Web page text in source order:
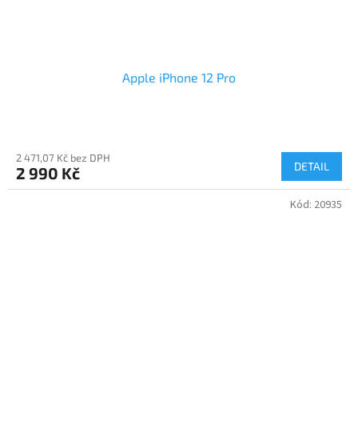
Apple iPhone 12 Pro
2 471,07 Kč bez DPH
2 990 Kč DETAIL
Kód: 20935